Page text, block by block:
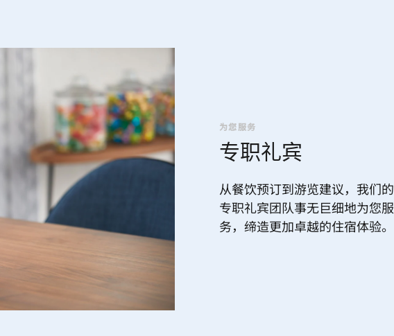
为您服务
专职礼宾
从餐饮预订到游览建议，我们的
专职礼宾团队事无巨细地为您服
务，缔造更加卓越的住宿体验。